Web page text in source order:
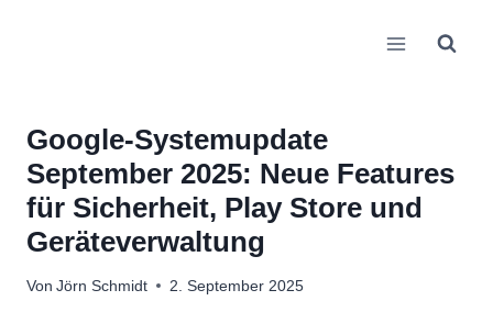
Google-Systemupdate
September 2025: Neue Features
für Sicherheit, Play Store und
Geräteverwaltung
Von Jörn Schmidt 2. September 2025